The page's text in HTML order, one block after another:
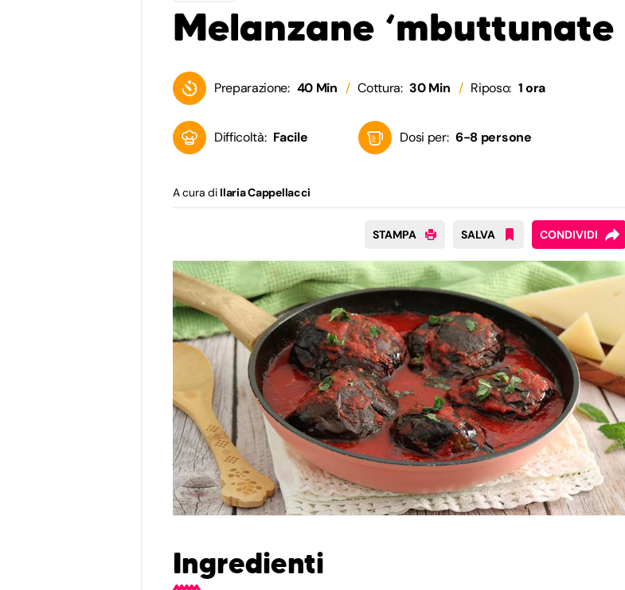
Melanzane ‘mbuttunate
Preparazione: 40 Min Cottura: 30 Min Riposo: 1 ora
Difficoltà: Facile Dosi per: 6-8 persone
A cura di Ilaria Cappellacci
STAMPA SALVA CONDIVIDI
Ingredienti